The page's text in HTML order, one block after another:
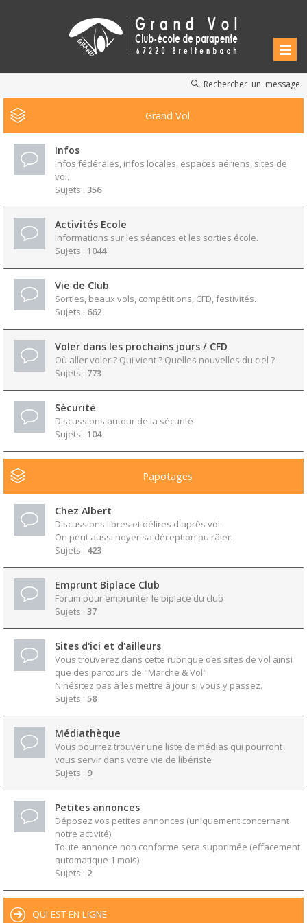
Rechercher un message
Grand Vol
Infos
Infos fédérales, infos locales, espaces aériens, sites de
vol.
Sujets : 356
Activités Ecole
Informations sur les séances et les sorties école.
Sujets : 1044
Vie de Club
Sorties, beaux vols, compétitions, CFD, festivités.
Sujets : 662
Voler dans les prochains jours / CFD
Où aller voler ? Qui vient ? Quelles nouvelles du ciel ?
Sujets : 773
Sécurité
Discussions autour de la sécurité
Sujets : 104
Papotages
Chez Albert
Discussions libres et délires d'après vol.
On peut aussi noyer sa déception ou râler.
Sujets : 423
Emprunt Biplace Club
Forum pour emprunter le biplace du club
Sujets : 37
Sites d'ici et d'ailleurs
Vous trouverez dans cette rubrique des sites de vol ainsi
que des parcours de "Marche & Vol".
N'hésitez pas à les mettre à jour si vous y passez.
Sujets : 58
Médiathèque
Vous pourrez trouver une liste de médias qui pourront
vous servir dans votre vie de libériste
Sujets : 9
Petites annonces
Déposez vos petites annonces (uniquement concernant
notre activité).
Toute annonce non conforme sera supprimée (effacement
automatique 1 mois).
Sujets : 2
QUI EST EN LIGNE